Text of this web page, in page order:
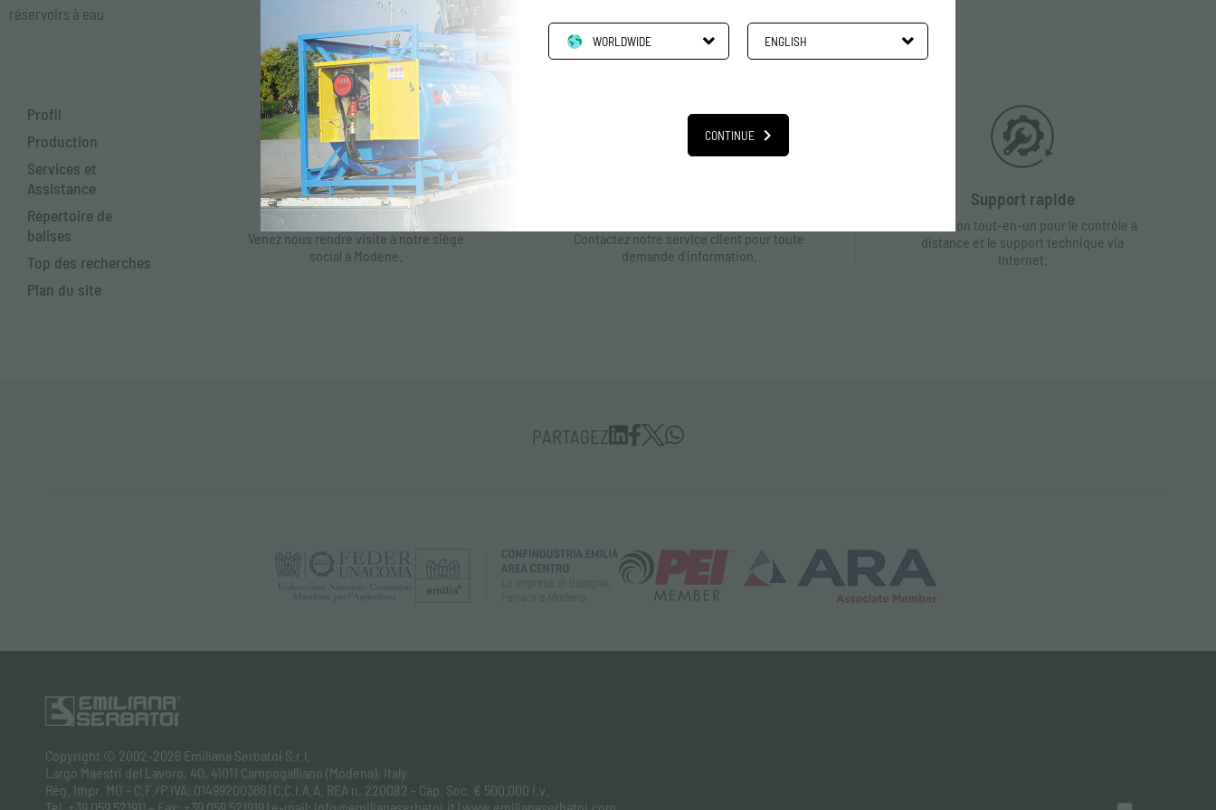
réservoirs à eau
Profil
Production
Services et
Assistance
Répertoire de
balises
Top des recherches
Plan du site
Où nous sommes
Venez nous rendre visite à notre siège
social à Modène.
Contactez notre service client pour toute
demande d'information.
Support rapide
La solution tout-en-un pour le contrôle à
distance et le support technique via
Internet.
PARTAGEZ
WORLDWIDE ENGLISH
CONTINUE
Copyright © 2002-2026 Emiliana Serbatoi S.r.l.
Largo Maestri del Lavoro, 40, 41011 Campogalliano (Modena), Italy
Reg. Impr. MO - C.F./P.IVA: 01499200366 | C.C.I.A.A. REA n. 220082 - Cap. Soc. € 500.000 i.v.
Tel. +39 059 521911 - Fax: +39 059 521919 | e-mail: info@emilianaserbatoi.it | www.emilianaserbatoi.com
Inscrivez-vous à la newsletter pour recevoir des
mises à jour anticipées sur les nouveaux produits et
la participation aux salons